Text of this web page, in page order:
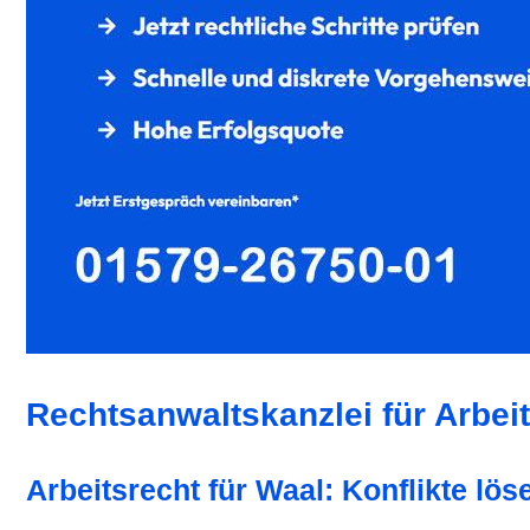
Rechtsanwaltskanzlei für
Arbeitsrecht für Waal: Konflikte